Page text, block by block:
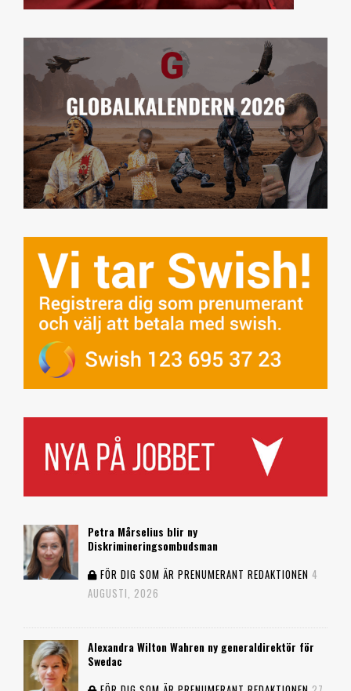
Petra Mårselius blir ny
Diskrimineringsombudsman
FÖR DIG SOM ÄR PRENUMERANT REDAKTIONEN 4
AUGUSTI, 2026
Alexandra Wilton Wahren ny generaldirektör för
Swedac